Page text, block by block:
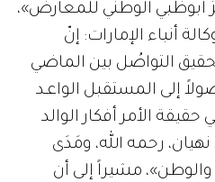
أبوظبي الوطني للمعارض»،
أنباء الإمارات: إنّ
التواصُل بين الماضي
إلى المستقبل الواعـد
حقيقة الأمر أفكار الوالد
رحمه الله، ومَدَى
مشيراً إلى أن